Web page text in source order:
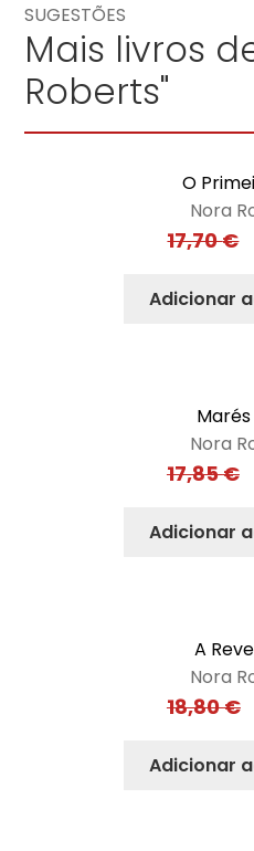
SUGESTÕES
Mais livros
Roberts"
O
Nora
17,70€
Adicionar
Nora
17,85€
Adicionar
A
Nora
18,80€
Adicionar